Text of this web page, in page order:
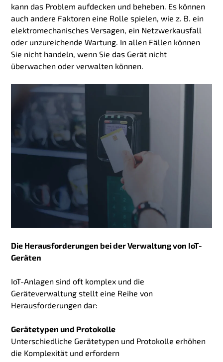
kann das Problem aufdecken und beheben. Es können
auch andere Faktoren eine Rolle spielen, wie z. B. ein
elektromechanisches Versagen, ein Netzwerkausfall
oder unzureichende Wartung. In allen Fällen können
Sie nicht handeln, wenn Sie das Gerät nicht
überwachen oder verwalten können.
Die Herausforderungen bei der Verwaltung von IoT-
Geräten
IoT-Anlagen sind oft komplex und die
Geräteverwaltung stellt eine Reihe von
Herausforderungen dar:
Gerätetypen und Protokolle
Unterschiedliche Gerätetypen und Protokolle erhöhen
die Komplexität und erfordern